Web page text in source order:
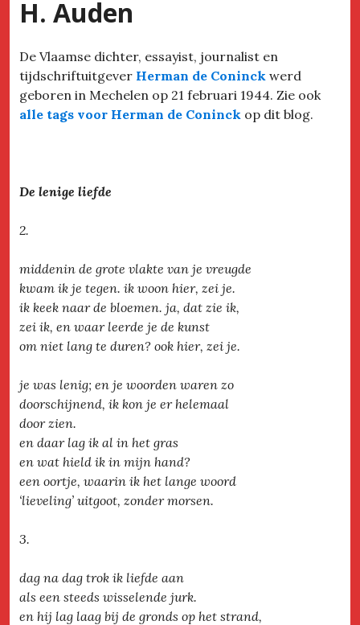
H. Auden
De Vlaamse dichter, essayist, journalist en
tijdschriftuitgever Herman de Coninck werd
geboren in Mechelen op 21 februari 1944. Zie ook
alle tags voor Herman de Coninck op dit blog.
De lenige liefde
2.
middenin de grote vlakte van je vreugde
kwam ik je tegen. ik woon hier, zei je.
ik keek naar de bloemen. ja, dat zie ik,
zei ik, en waar leerde je de kunst
om niet lang te duren? ook hier, zei je.
je was lenig; en je woorden waren zo
doorschijnend, ik kon je er helemaal
door zien.
en daar lag ik al in het gras
en wat hield ik in mijn hand?
een oortje, waarin ik het lange woord
‘lieveling’ uitgoot, zonder morsen.
3.
dag na dag trok ik liefde aan
als een steeds wisselende jurk.
en hij lag laag bij de gronds op het strand,